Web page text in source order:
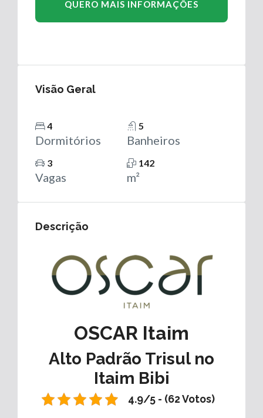
Visão Geral
4
Dormitórios
5
Banheiros
3
Vagas
142
m²
Descrição
OSCAR Itaim
Alto Padrão Trisul no
Itaim Bibi
4.9/5 - (62 Votos)